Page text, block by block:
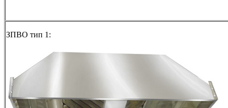
ЗПВО тип 1: